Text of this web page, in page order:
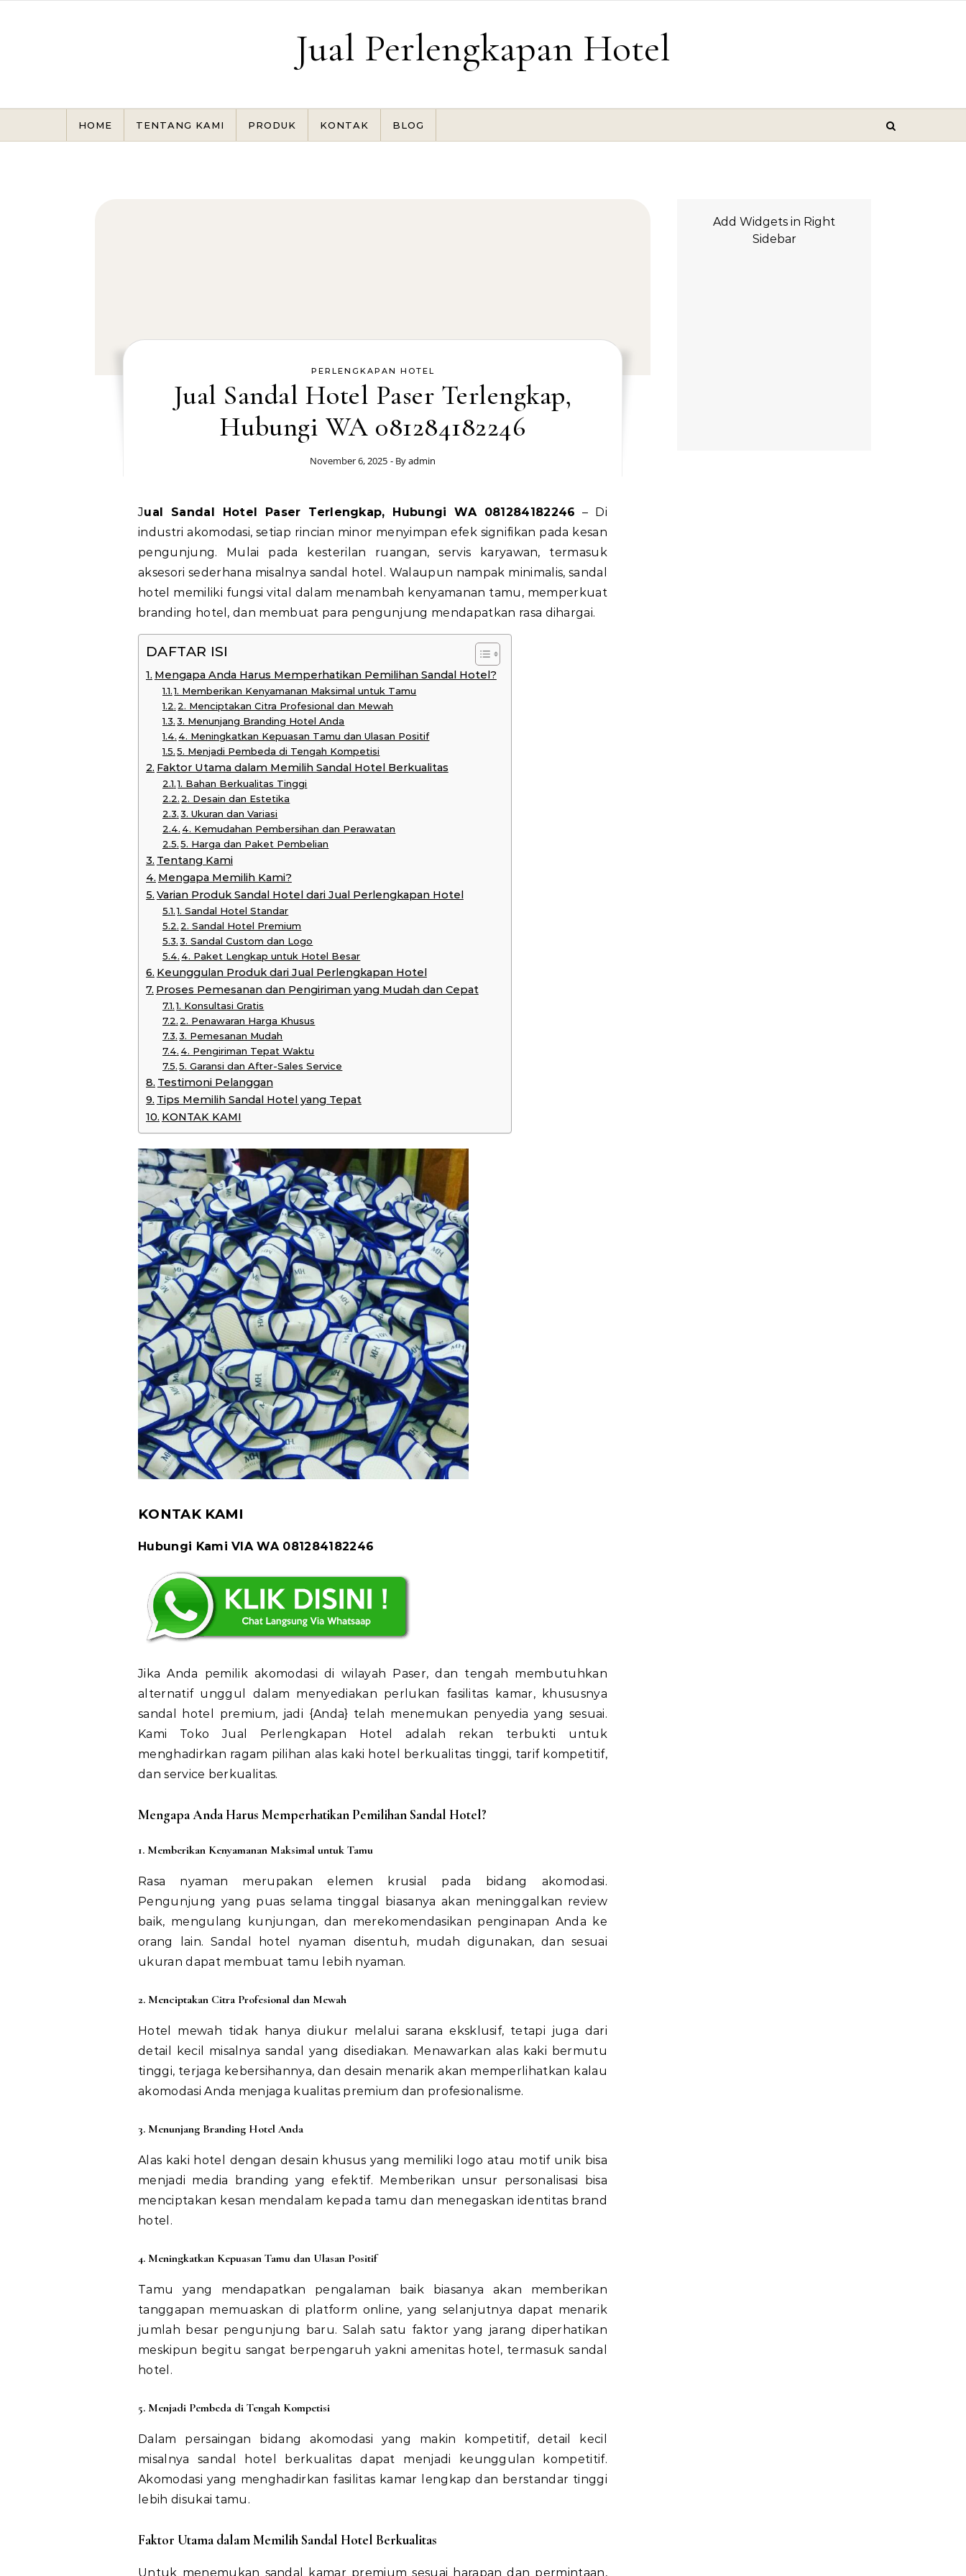
Jual Perlengkapan Hotel
HOME TENTANG KAMI PRODUK KONTAK BLOG
PERLENGKAPAN HOTEL
Jual Sandal Hotel Paser Terlengkap,
Hubungi WA 081284182246
November 6, 2025 - Byadmin
Jual Sandal Hotel Paser Terlengkap, Hubungi WA 081284182246 – Di
industri akomodasi, setiap rincian minor menyimpan efek signifikan pada kesan
pengunjung. Mulai pada kesterilan ruangan, servis karyawan, termasuk
aksesori sederhana misalnya sandal hotel. Walaupun nampak minimalis, sandal
hotel memiliki fungsi vital dalam menambah kenyamanan tamu, memperkuat
branding hotel, dan membuat para pengunjung mendapatkan rasa dihargai.
DAFTAR ISI
Mengapa Anda Harus Memperhatikan Pemilihan Sandal Hotel?
1. Memberikan Kenyamanan Maksimal untuk Tamu
2. Menciptakan Citra Profesional dan Mewah
3. Menunjang Branding Hotel Anda
4. Meningkatkan Kepuasan Tamu dan Ulasan Positif
5. Menjadi Pembeda di Tengah Kompetisi
Faktor Utama dalam Memilih Sandal Hotel Berkualitas
1. Bahan Berkualitas Tinggi
2. Desain dan Estetika
3. Ukuran dan Variasi
4. Kemudahan Pembersihan dan Perawatan
5. Harga dan Paket Pembelian
Tentang Kami
Mengapa Memilih Kami?
Varian Produk Sandal Hotel dari Jual Perlengkapan Hotel
1. Sandal Hotel Standar
2. Sandal Hotel Premium
3. Sandal Custom dan Logo
4. Paket Lengkap untuk Hotel Besar
Keunggulan Produk dari Jual Perlengkapan Hotel
Proses Pemesanan dan Pengiriman yang Mudah dan Cepat
1. Konsultasi Gratis
2. Penawaran Harga Khusus
3. Pemesanan Mudah
4. Pengiriman Tepat Waktu
5. Garansi dan After-Sales Service
Testimoni Pelanggan
Tips Memilih Sandal Hotel yang Tepat
KONTAK KAMI
KONTAK KAMI
Hubungi Kami VIA WA 081284182246
Jika Anda pemilik akomodasi di wilayah Paser, dan tengah membutuhkan
alternatif unggul dalam menyediakan perlukan fasilitas kamar, khususnya
sandal hotel premium, jadi {Anda} telah menemukan penyedia yang sesuai.
Kami Toko Jual Perlengkapan Hotel adalah rekan terbukti untuk
menghadirkan ragam pilihan alas kaki hotel berkualitas tinggi, tarif kompetitif,
dan service berkualitas.
Mengapa Anda Harus Memperhatikan Pemilihan Sandal Hotel?
1. Memberikan Kenyamanan Maksimal untuk Tamu
Rasa nyaman merupakan elemen krusial pada bidang akomodasi.
Pengunjung yang puas selama tinggal biasanya akan meninggalkan review
baik, mengulang kunjungan, dan merekomendasikan penginapan Anda ke
orang lain. Sandal hotel nyaman disentuh, mudah digunakan, dan sesuai
ukuran dapat membuat tamu lebih nyaman.
2. Menciptakan Citra Profesional dan Mewah
Hotel mewah tidak hanya diukur melalui sarana eksklusif, tetapi juga dari
detail kecil misalnya sandal yang disediakan. Menawarkan alas kaki bermutu
tinggi, terjaga kebersihannya, dan desain menarik akan memperlihatkan kalau
akomodasi Anda menjaga kualitas premium dan profesionalisme.
3. Menunjang Branding Hotel Anda
Alas kaki hotel dengan desain khusus yang memiliki logo atau motif unik bisa
menjadi media branding yang efektif. Memberikan unsur personalisasi bisa
menciptakan kesan mendalam kepada tamu dan menegaskan identitas brand
hotel.
4. Meningkatkan Kepuasan Tamu dan Ulasan Positif
Tamu yang mendapatkan pengalaman baik biasanya akan memberikan
tanggapan memuaskan di platform online, yang selanjutnya dapat menarik
jumlah besar pengunjung baru. Salah satu faktor yang jarang diperhatikan
meskipun begitu sangat berpengaruh yakni amenitas hotel, termasuk sandal
hotel.
5. Menjadi Pembeda di Tengah Kompetisi
Dalam persaingan bidang akomodasi yang makin kompetitif, detail kecil
misalnya sandal hotel berkualitas dapat menjadi keunggulan kompetitif.
Akomodasi yang menghadirkan fasilitas kamar lengkap dan berstandar tinggi
lebih disukai tamu.
Faktor Utama dalam Memilih Sandal Hotel Berkualitas
Untuk menemukan sandal kamar premium sesuai harapan dan permintaan,
Add Widgets in Right
Sidebar